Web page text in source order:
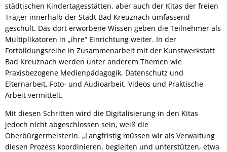
städtischen Kindertagesstätten, aber auch der Kitas der freien
Träger innerhalb der Stadt Bad Kreuznach umfassend
geschult. Das dort erworbene Wissen geben die Teilnehmer als
Multiplikatoren in „ihre“ Einrichtung weiter. In der
Fortbildungsreihe in Zusammenarbeit mit der Kunstwerkstatt
Bad Kreuznach werden unter anderem Themen wie
Praxisbezogene Medienpädagogik, Datenschutz und
Elternarbeit, Foto- und Audioarbeit, Videos und Praktische
Arbeit vermittelt.
Mit diesen Schritten wird die Digitalisierung in den Kitas
jedoch nicht abgeschlossen sein, weiß die
Oberbürgermeisterin. „Langfristig müssen wir als Verwaltung
diesen Prozess koordinieren, begleiten und unterstützen, etwa